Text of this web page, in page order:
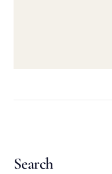
Search